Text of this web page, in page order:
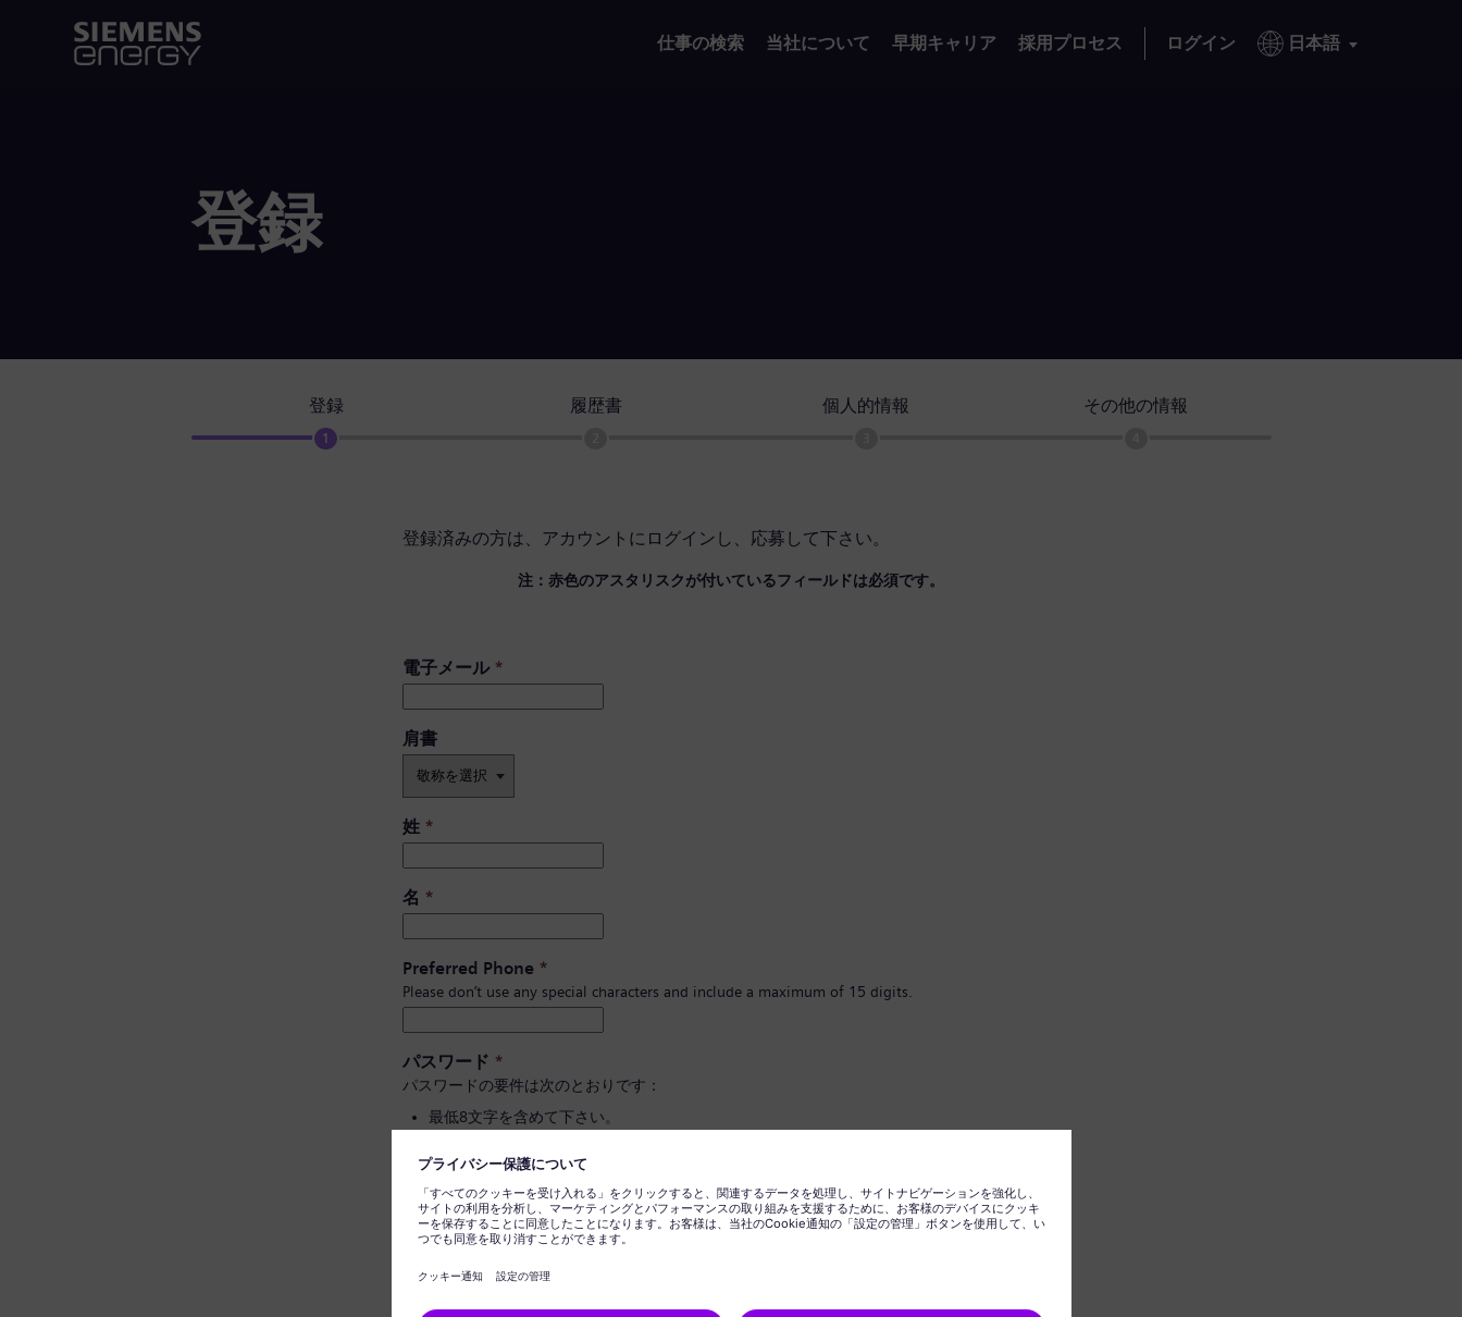
仕事の検索 当社について 早期キャリア 採用プロセス ログイン 日本語
登録
登録
1
履歴書 個人的情報 その他の情報
登録済みの方は、 アカウントにログイン し、応募して下さい。
注：赤色のアスタリスクが付いているフィールドは必須です。
電子メール*
肩書 ​
姓 *
名 *
Preferred Phone *
Please don’t use any special characters and include a maximum of 15 digits.
パスワード *
パスワードの要件は次のとおりです：
最低8文字を含めて下さい。
個人情報を含めないで下さい。
一般的に使用される言葉を含めないで下さい。
パスワードの確定*